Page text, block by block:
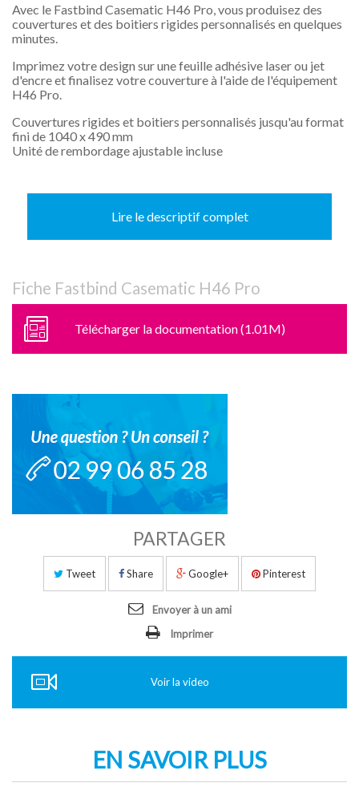
Avec le Fastbind Casematic H46 Pro, vous produisez des
couvertures et des boitiers rigides personnalisés en quelques
minutes.
Imprimez votre design sur une feuille adhésive laser ou jet
d'encre et finalisez votre couverture à l'aide de l'équipement
H46 Pro.
Couvertures rigides et boitiers personnalisés jusqu'au format
fini de 1040 x 490 mm
Unité de rembordage ajustable incluse
Lire le descriptif complet
Fiche Fastbind Casematic H46 Pro
Télécharger la documentation (1.01M)
PARTAGER
Tweet Share Google+ Pinterest
Envoyer à un ami
Imprimer
Voir la video
EN SAVOIR PLUS